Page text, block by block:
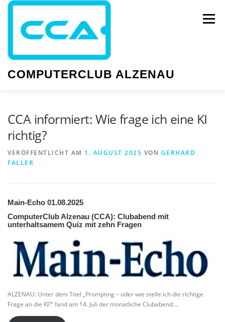
Zum
springen
COMPUTERCLUB ALZENAU
Menü
CCA informiert: Wie frage ich eine KI
richtig?
VERÖFFENTLICHT AM 1. AUGUST 2025 VON GERHARD
FALLER
Main-Echo 01.08.2025
ComputerClub Alzenau (CCA): Clubabend mit
unterhaltsamem Quiz mit zehn Fragen
ALZENAU: Unter dem Titel „Prompting – oder wie stelle ich die richtige
Frage an die KI?“ fand am 14. Juli der monatliche Clubabend….